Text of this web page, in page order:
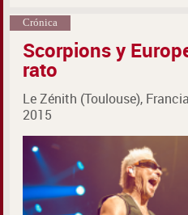
Crónica
Scorpions y
rato
Le Zénith (Toulouse),
2015